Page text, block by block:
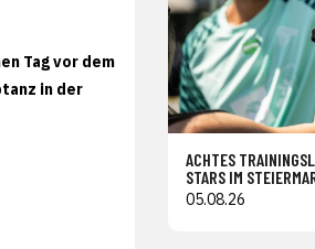
Tag vor dem
in der
ACHTES
STARS IM
05.08.26